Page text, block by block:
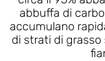
abbuffa di
accumulano
di strati di